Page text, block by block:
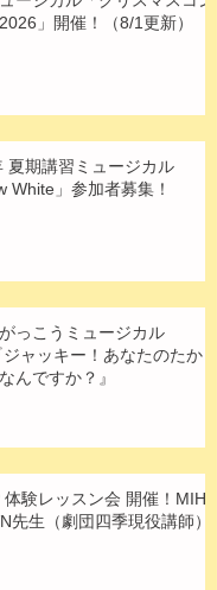
」開催！（8/1更新）
夏期講習ミュージカル
White」参加者募集！
っこうミュージカル
ャッキー！あなたのたから
んですか？』
体験レッスン会 開催！MIHO
先生（劇団四季現役講師）